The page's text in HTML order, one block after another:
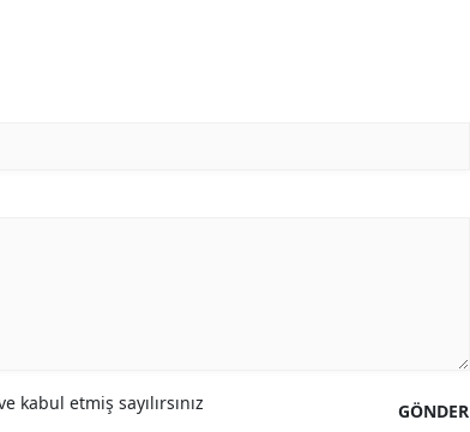
GÖNDER
kabul etmiş sayılırsınız